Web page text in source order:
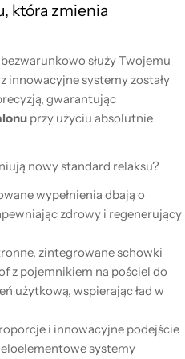
która zmienia
służy Twojemu
innowacyjne systemy zostały
gwarantując
przy użyciu absolutnie
nowy standard relaksu?
wypełnienia dbają o
zdrowy i regenerujący
zintegrowane schowki
z pojemnikiem na pościel do
użytkową, wspierając ład w
i innowacyjne podejście
systemy